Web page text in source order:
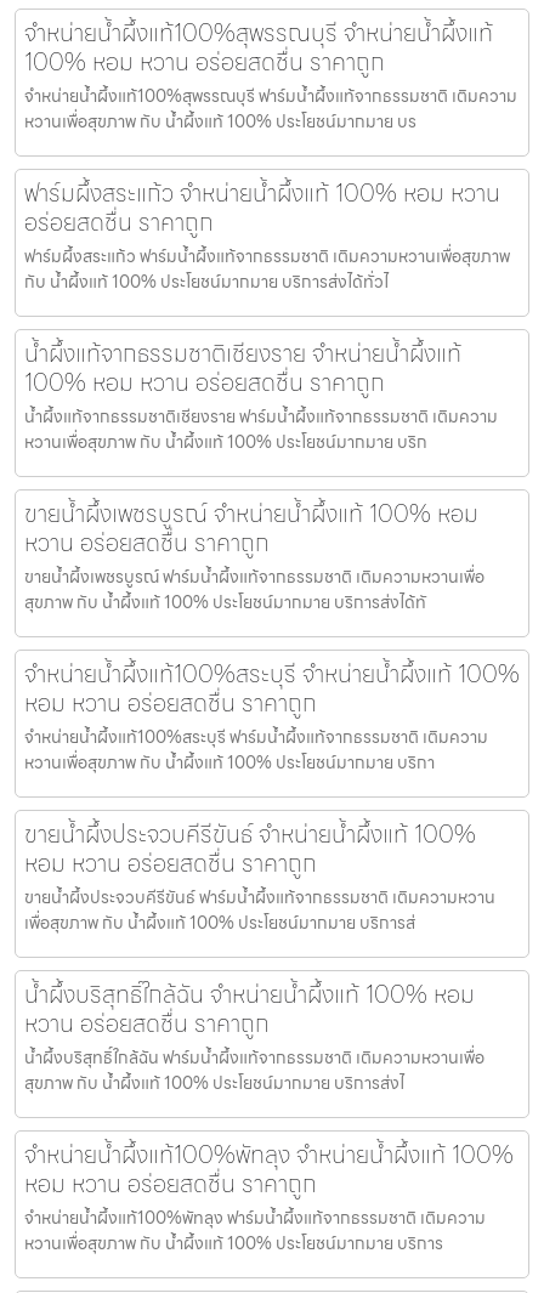
จำหน่ายน้ำผึ้งแท้100%สุพรรณบุรี จำหน่ายน้ำผึ้งแท้
100% หอม หวาน อร่อยสดชื่น ราคาถูก
จำหน่ายน้ำผึ้งแท้100%สุพรรณบุรี ฟาร์มน้ำผึ้งแท้จากธรรมชาติ เติมความ
หวานเพื่อสุขภาพ กับ น้ำผึ้งแท้ 100% ประโยชน์มากมาย บร
ฟาร์มผึ้งสระแก้ว จำหน่ายน้ำผึ้งแท้ 100% หอม หวาน
อร่อยสดชื่น ราคาถูก
ฟาร์มผึ้งสระแก้ว ฟาร์มน้ำผึ้งแท้จากธรรมชาติ เติมความหวานเพื่อสุขภาพ
กับ น้ำผึ้งแท้ 100% ประโยชน์มากมาย บริการส่งได้ทั่วไ
น้ำผึ้งแท้จากธรรมชาติเชียงราย จำหน่ายน้ำผึ้งแท้
100% หอม หวาน อร่อยสดชื่น ราคาถูก
น้ำผึ้งแท้จากธรรมชาติเชียงราย ฟาร์มน้ำผึ้งแท้จากธรรมชาติ เติมความ
หวานเพื่อสุขภาพ กับ น้ำผึ้งแท้ 100% ประโยชน์มากมาย บริก
ขายน้ำผึ้งเพชรบูรณ์ จำหน่ายน้ำผึ้งแท้ 100% หอม
หวาน อร่อยสดชื่น ราคาถูก
ขายน้ำผึ้งเพชรบูรณ์ ฟาร์มน้ำผึ้งแท้จากธรรมชาติ เติมความหวานเพื่อ
สุขภาพ กับ น้ำผึ้งแท้ 100% ประโยชน์มากมาย บริการส่งได้ทั
จำหน่ายน้ำผึ้งแท้100%สระบุรี จำหน่ายน้ำผึ้งแท้ 100%
หอม หวาน อร่อยสดชื่น ราคาถูก
จำหน่ายน้ำผึ้งแท้100%สระบุรี ฟาร์มน้ำผึ้งแท้จากธรรมชาติ เติมความ
หวานเพื่อสุขภาพ กับ น้ำผึ้งแท้ 100% ประโยชน์มากมาย บริกา
ขายน้ำผึ้งประจวบคีรีขันธ์ จำหน่ายน้ำผึ้งแท้ 100%
หอม หวาน อร่อยสดชื่น ราคาถูก
ขายน้ำผึ้งประจวบคีรีขันธ์ ฟาร์มน้ำผึ้งแท้จากธรรมชาติ เติมความหวาน
เพื่อสุขภาพ กับ น้ำผึ้งแท้ 100% ประโยชน์มากมาย บริการส่
น้ำผึ้งบริสุทธิ์ใกล้ฉัน จำหน่ายน้ำผึ้งแท้ 100% หอม
หวาน อร่อยสดชื่น ราคาถูก
น้ำผึ้งบริสุทธิ์ใกล้ฉัน ฟาร์มน้ำผึ้งแท้จากธรรมชาติ เติมความหวานเพื่อ
สุขภาพ กับ น้ำผึ้งแท้ 100% ประโยชน์มากมาย บริการส่งไ
จำหน่ายน้ำผึ้งแท้100%พัทลุง จำหน่ายน้ำผึ้งแท้ 100%
หอม หวาน อร่อยสดชื่น ราคาถูก
จำหน่ายน้ำผึ้งแท้100%พัทลุง ฟาร์มน้ำผึ้งแท้จากธรรมชาติ เติมความ
หวานเพื่อสุขภาพ กับ น้ำผึ้งแท้ 100% ประโยชน์มากมาย บริการ